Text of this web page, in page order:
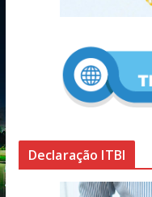
Declaração ITBI